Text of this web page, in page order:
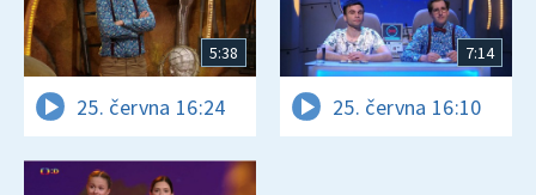
5:38
25. června 16:24
7:14
25. června 16:10